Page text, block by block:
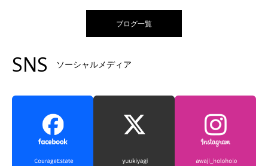
ブログ一覧
SNS ソーシャルメディア